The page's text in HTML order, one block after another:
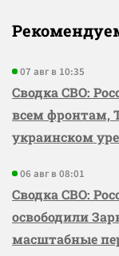
07 авг в 10:35
Сводка СВО:
всем фронтам,
украинском
06 авг в 08:01
Сводка СВО:
освободили
масштабные